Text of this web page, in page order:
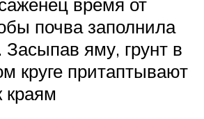
почва заполнила
Засыпав яму, грунт в
круге притаптывают
краям